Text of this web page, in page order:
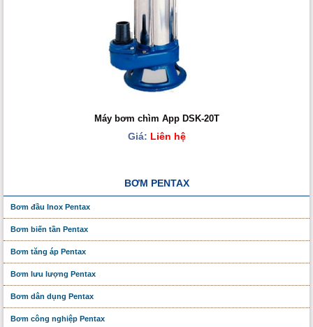
Máy bơm chìm App DSK-20T
Giá: Liên hệ
BƠM PENTAX
Bơm đầu Inox Pentax
Bơm biến tần Pentax
Bơm tăng áp Pentax
Bơm lưu lượng Pentax
Bơm dân dụng Pentax
Bơm công nghiệp Pentax